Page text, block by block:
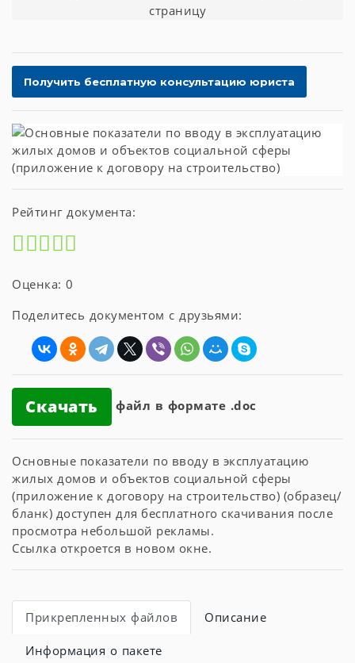
страницу
Рейтинг документа:
Оценка: 0
Поделитесь документом с друзьями:
Скачать файл в формате .doc
Основные показатели по вводу в эксплуатацию
жилых домов и объектов социальной сферы
(приложение к договору на строительство) (образец/
бланк) доступен для бесплатного скачивания после
просмотра небольшой рекламы.
Ссылка откроется в новом окне.
Прикрепленных файлов Описание
Информация о пакете